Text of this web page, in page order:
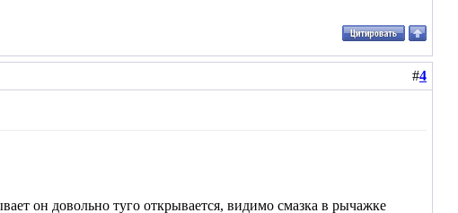
#4
он довольно туго открывается, видимо смазка в рычажке